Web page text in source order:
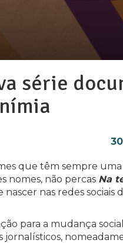
série
que têm sempre
nomes, não percas Na
nas redes sociais
para a mudança
jornalísticos,